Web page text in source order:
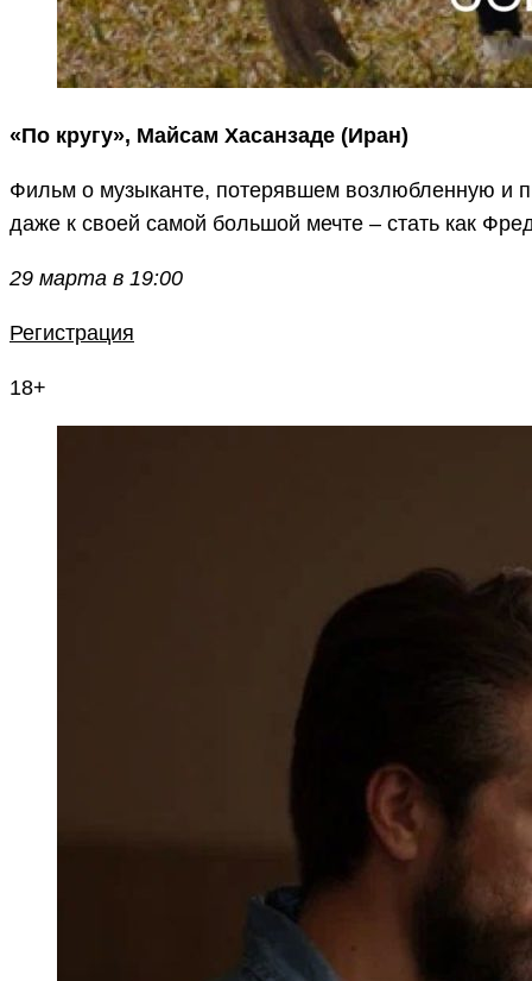
«По кругу», Майсам Хасанзаде (Иран)
Фильм о музыканте, потерявшем возлюбленную и
даже к своей самой большой мечте – стать как
29 марта в 19:00
Регистрация
18+